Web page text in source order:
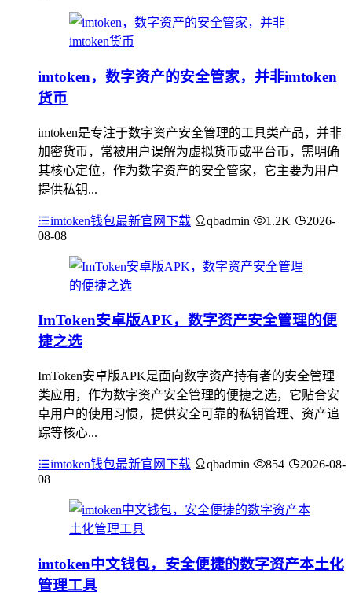
imtoken，数字资产的安全管家，并非imtoken
货币
imtoken是专注于数字资产安全管理的工具类产品，并非
加密货币，常被用户误解为虚拟货币或平台币，需明确
其核心定位，作为数字资产的安全管家，它主要为用户
提供私钥...
imtoken钱包最新官网下载 qbadmin 1.2K
2026-
08-08
ImToken安卓版APK，数字资产安全管理的便
捷之选
ImToken安卓版APK是面向数字资产持有者的安全管理
类应用，作为数字资产安全管理的便捷之选，它贴合安
卓用户的使用习惯，提供安全可靠的私钥管理、资产追
踪等核心...
imtoken钱包最新官网下载 qbadmin 854
2026-08-
08
imtoken中文钱包，安全便捷的数字资产本土化
管理工具